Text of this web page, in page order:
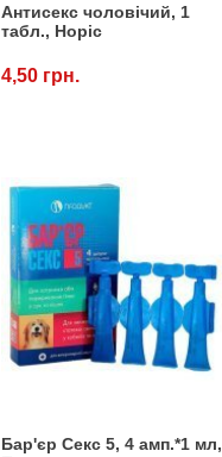
Антисекс чоловічий, 1
табл., Норіс
4,50 грн.
Бар'єр Секс 5, 4 амп.*1 мл,